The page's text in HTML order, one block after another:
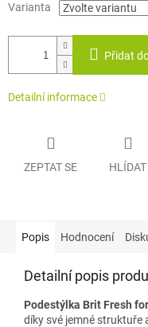
Varianta
Přidat
Detailní informace
ZEPTAT SE HLÍDAT
Popis Hodnocení
Detailní popis
Podestýlka Brit Fresh
díky své jemné struktuře